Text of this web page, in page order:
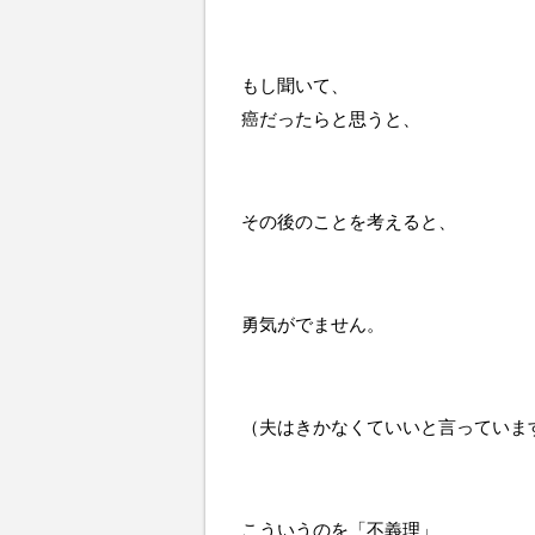
もし聞いて、
癌だったらと思うと、
その後のことを考えると、
勇気がでません。
（夫はきかなくていいと言っていま
こういうのを「不義理」